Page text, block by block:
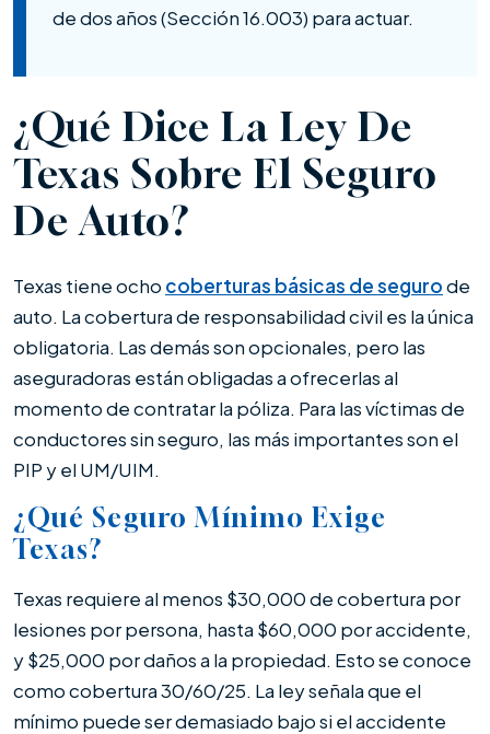
de dos años (Sección 16.003) para actuar.
¿Qué Dice La Ley De
Texas Sobre El Seguro
De Auto?
Texas tiene ocho coberturas básicas de segurode
auto. La cobertura de responsabilidad civil es la única
obligatoria. Las demás son opcionales, pero las
aseguradoras están obligadas a ofrecerlas al
momento de contratar la póliza. Para las víctimas de
conductores sin seguro, las más importantes son el
PIP y el UM/UIM.
¿Qué Seguro Mínimo Exige
Texas?
Texas requiere al menos $30,000 de cobertura por
lesiones por persona, hasta $60,000 por accidente,
y $25,000 por daños a la propiedad. Esto se conoce
como cobertura 30/60/25. La ley señala que el
mínimo puede ser demasiado bajo si el accidente